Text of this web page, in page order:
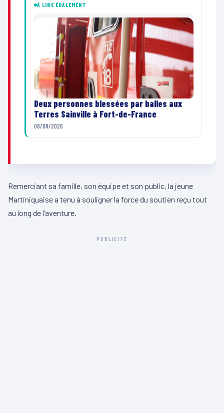
À LIRE ÉGALEMENT
Deux personnes blessées par balles aux
Terres Sainville à Fort-de-France
08/08/2026
Remerciant sa famille, son équipe et son public, la jeune
Martiniquaise a tenu à souligner la force du soutien reçu tout
au long de l’aventure.
PUBLICITÉ